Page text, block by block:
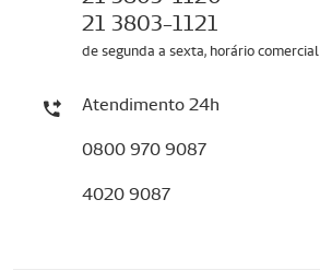
21 3803-1121
de segunda a sexta, horário comercial
Atendimento 24h
0800 970 9087
4020 9087